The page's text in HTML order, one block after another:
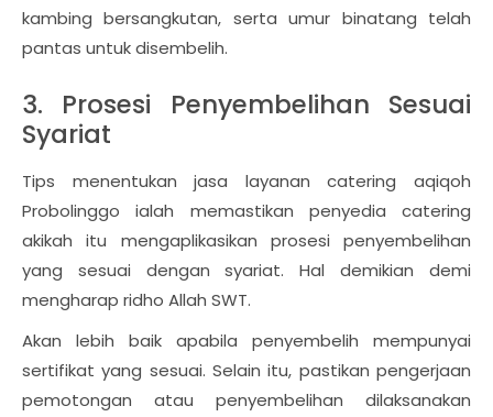
kambing bersangkutan, serta umur binatang telah
pantas untuk disembelih.
3. Prosesi Penyembelihan Sesuai
Syariat
Tips menentukan jasa layanan catering aqiqoh
Probolinggo ialah memastikan penyedia catering
akikah itu mengaplikasikan prosesi penyembelihan
yang sesuai dengan syariat. Hal demikian demi
mengharap ridho Allah SWT.
Akan lebih baik apabila penyembelih mempunyai
sertifikat yang sesuai. Selain itu, pastikan pengerjaan
pemotongan atau penyembelihan dilaksanakan